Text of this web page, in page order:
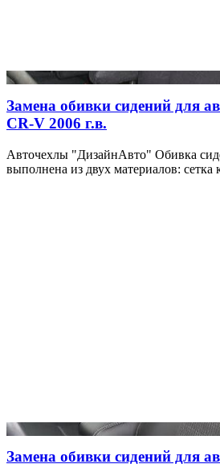
Замена обивки сидений для
CR-V 2006 г.в.
Авточехлы "ДизайнАвто" Обивка
выполнена из двух материалов: сетка
Замена обивки сидений для